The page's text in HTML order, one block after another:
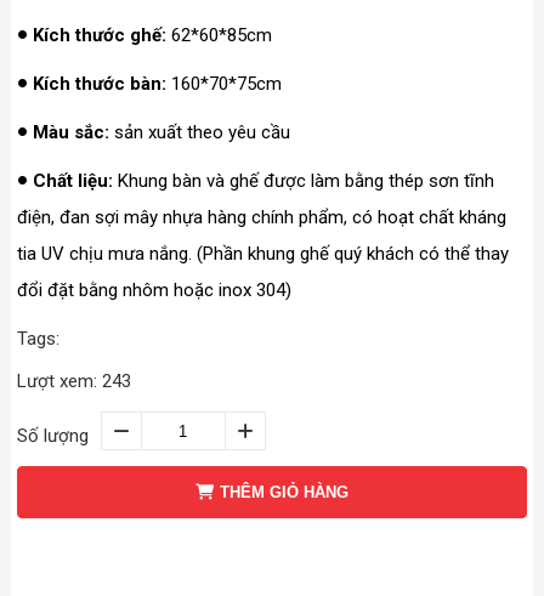
Kích thước ghế: 62*60*85cm
Kích thước bàn: 160*70*75cm
Màu sắc: sản xuất theo yêu cầu
Chất liệu: Khung bàn và ghế được làm bằng thép sơn tĩnh
điện, đan sợi mây nhựa hàng chính phẩm, có hoạt chất kháng
tia UV chịu mưa nắng. (Phần khung ghế quý khách có thể thay
đổi đặt bằng nhôm hoặc inox 304)
Tags:
Lượt xem: 243
Số lượng
THÊM GIỎ HÀNG